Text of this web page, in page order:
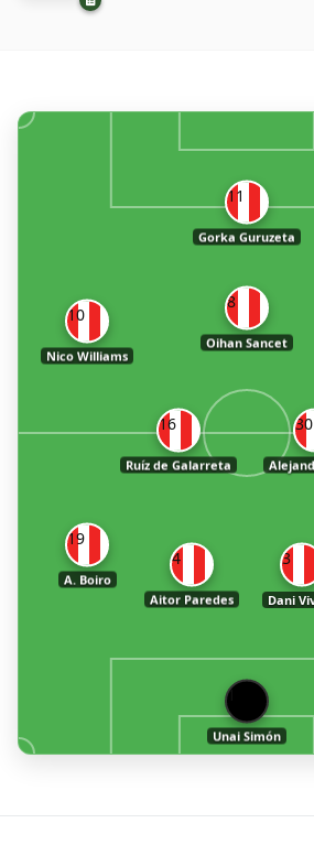
1
Unai Simón
19
A. Boiro
4
Aitor Paredes
3
Dani
16
Ruíz de Galarreta
30
10
Nico Williams
8
Oihan Sancet
11
Gorka Guruzeta